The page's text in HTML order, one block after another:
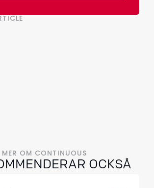
MER OM CONTINUOUS
OCKSÅ